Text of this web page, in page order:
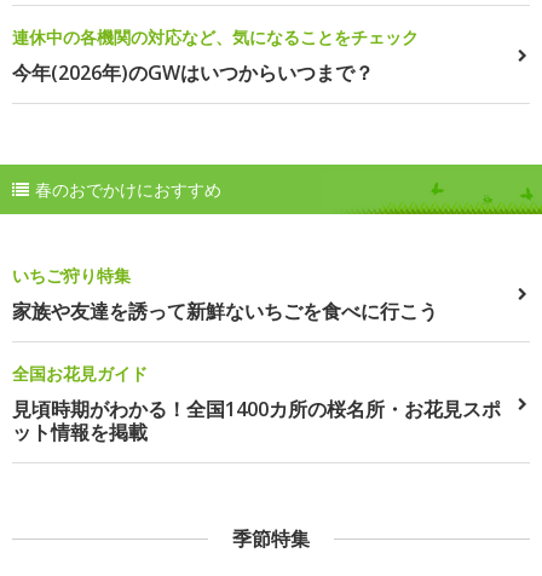
連休中の各機関の対応など、気になることをチェック
今年(2026年)のGWはいつからいつまで？
春のおでかけにおすすめ
いちご狩り特集
家族や友達を誘って新鮮ないちごを食べに行こう
全国お花見ガイド
見頃時期がわかる！全国1400カ所の桜名所・お花見スポ
ット情報を掲載
季節特集